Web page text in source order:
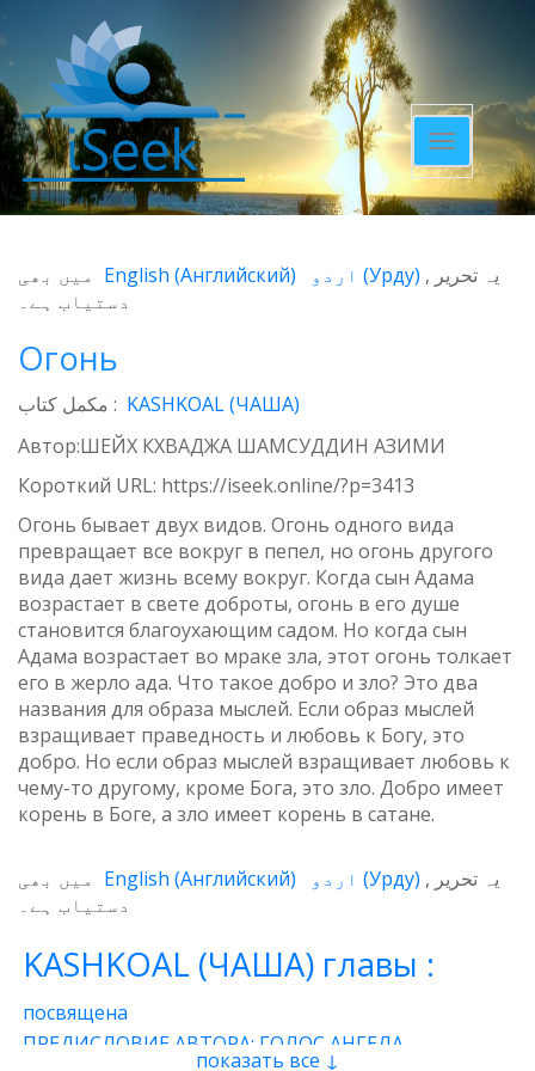
Toggle
navigation
یہ تحریر (Урду)
English (Английский)
میں بھی
دستیاب ہے۔
Огонь
مکمل کتاب : KASHKOAL (ЧАША)
Автор:ШЕЙХ КХВАДЖА ШАМСУДДИН АЗИМИ
Короткий URL: https://iseek.online/?p=3413
Огонь бывает двух видов. Огонь одного вида
превращает все вокруг в пепел, но огонь другого
вида дает жизнь всему вокруг. Когда сын Адама
возрастает в свете доброты, огонь в его душе
становится благоухающим садом. Но когда сын
Адама возрастает во мраке зла, этот огонь толкает
его в жерло ада. Что такое добро и зло? Это два
названия для образа мыслей. Если образ мыслей
взращивает праведность и любовь к Богу, это
добро. Но если образ мыслей взращивает любовь к
чему-то другому, кроме Бога, это зло. Добро имеет
корень в Боге, а зло имеет корень в сатане.
یہ تحریر (Урду)
English (Английский)
میں بھی
دستیاب ہے۔
KASHKOAL (ЧАША) главы :
посвящена
ПРЕДИСЛОВИЕ АВТОРА: ГОЛОС АНГЕЛА
показать все ↓